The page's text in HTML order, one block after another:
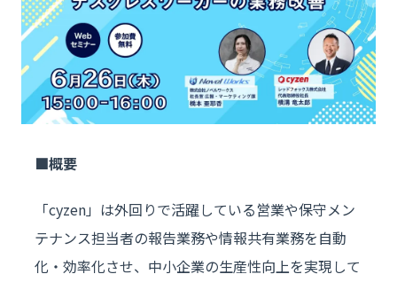
概要
「cyzen」は外回りで活躍している営業や保守メン
テナンス担当者の報告業務や情報共有業務を自動
化・効率化させ、中小企業の生産性向上を実現して